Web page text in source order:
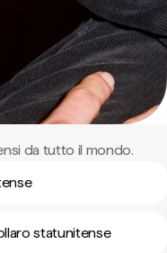
da tutto il mondo.
statunitense